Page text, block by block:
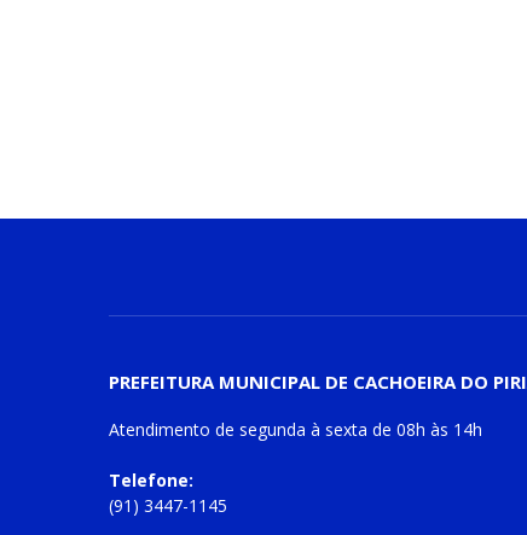
PREFEITURA MUNICIPAL DE CACHOEIRA DO
Atendimento de segunda à sexta de 08h às 14h
Telefone:
(91) 3447-1145